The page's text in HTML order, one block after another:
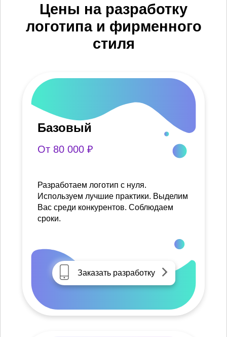
Цены на разработку
логотипа и фирменного
стиля
Базовый
От 80 000 ₽
Разработаем логотип с нуля.
Используем лучшие практики. Выделим
Вас среди конкурентов. Соблюдаем
сроки.
Заказать разработку